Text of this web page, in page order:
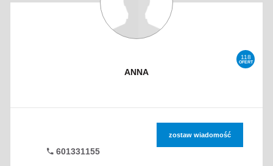
118
OFERT
ANNA
601331155
zostaw wiadomość